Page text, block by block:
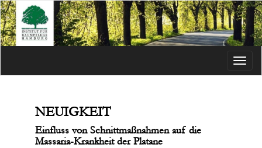
Menü
NEUIGKEIT
Einfluss von Schnittmaßnahmen auf die
Massaria-Krankheit der Platane